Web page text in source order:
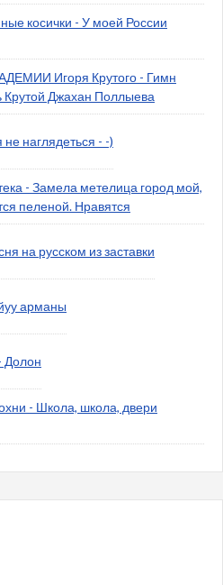
косички - У моей России
Игоря Крутого - Гимн
Джахан Поллыева
наглядеться - -)
- Замела метелица город мой,
пеленой. Нравятся
на русском из заставки
арманы
Долон
- Школа, школа, двери